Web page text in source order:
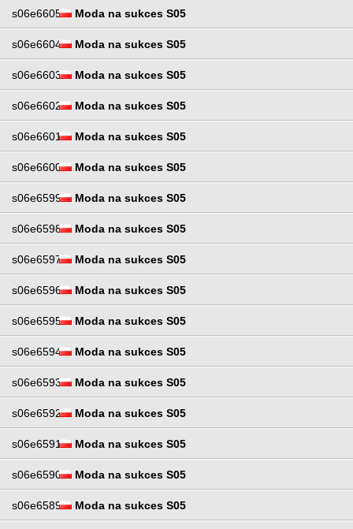
s06e6605 Moda na sukces S05
s06e6604 Moda na sukces S05
s06e6603 Moda na sukces S05
s06e6602 Moda na sukces S05
s06e6601 Moda na sukces S05
s06e6600 Moda na sukces S05
s06e6599 Moda na sukces S05
s06e6598 Moda na sukces S05
s06e6597 Moda na sukces S05
s06e6596 Moda na sukces S05
s06e6595 Moda na sukces S05
s06e6594 Moda na sukces S05
s06e6593 Moda na sukces S05
s06e6592 Moda na sukces S05
s06e6591 Moda na sukces S05
s06e6590 Moda na sukces S05
s06e6589 Moda na sukces S05